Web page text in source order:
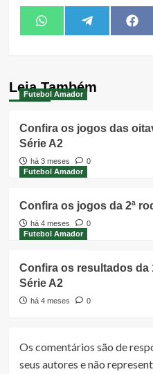
Share
on
WhatsAppShare
on
Telegram
on
Leia Também
Futebol Amador
Confira os jogos das
Série A2
há 3 meses
0
Futebol Amador
Confira os jogos da 2ª
há 4 meses
0
Futebol Amador
Confira os resultados da
Série A2
há 4 meses 0
Os comentários são de
seus autores e não